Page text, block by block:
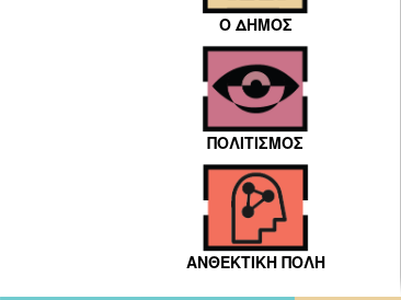
Ο ΔΗΜΟΣ
ΠΟΛΙΤΙΣΜΟΣ
ΑΝΘΕΚΤΙΚΗ ΠΟΛΗ